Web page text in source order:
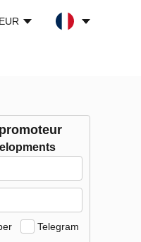
EUR
Telegram